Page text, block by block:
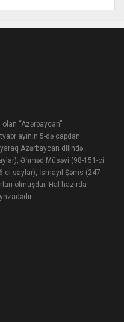
“Azərbaycan”
ayının 5-də çapdan
Azərbaycan dilində
Əhməd Müsəvi (98-151-ci
cı saylar), İsmayıl Şəms (247-
olmuşdur. Hal-hazırda